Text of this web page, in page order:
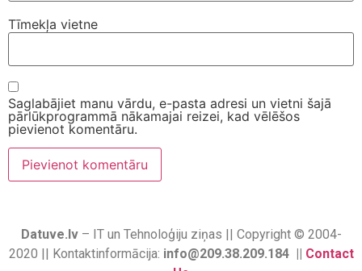
Tīmekļa vietne
Saglabājiet manu vārdu, e-pasta adresi un vietni šajā
pārlūkprogrammā nākamajai reizei, kad vēlēšos
pievienot komentāru.
Datuve.lv– IT un Tehnoloģiju ziņas || Copyright © 2004-
2020 || Kontaktinformācija: info@209.38.209.184 || Contact